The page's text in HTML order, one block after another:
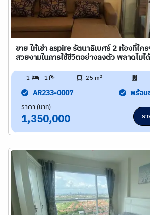
ขาย ให้เช่า aspire รัตนาธิเบศร์ 2 ห้องที่ใค
สวยงามในการใช้ชีวิตอย่างลงตัว พลาดไมไ่
1 1 25 m2 -
AR233-0007 พร้อม
ราคา (บาท)
1,350,000 ร